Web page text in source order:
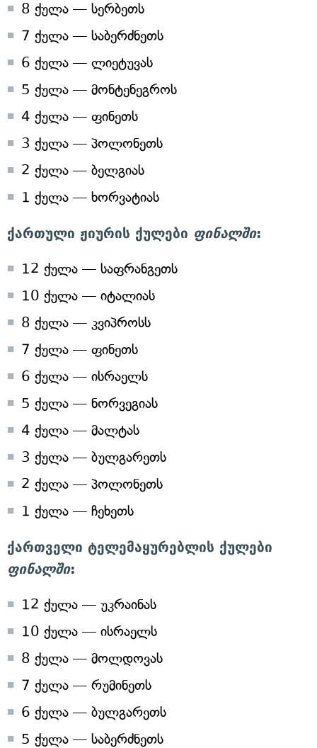
8 ქულა — სერბეთს
7 ქულა — საბერძნეთს
6 ქულა — ლიეტუვას
5 ქულა — მონტენეგროს
4 ქულა — ფინეთს
3 ქულა — პოლონეთს
2 ქულა — ბელგიას
1 ქულა — ხორვატიას
ქართული ჟიურის ქულები ფინალში:
12 ქულა — საფრანგეთს
10 ქულა — იტალიას
8 ქულა — კვიპროსს
7 ქულა — ფინეთს
6 ქულა — ისრაელს
5 ქულა — ნორვეგიას
4 ქულა — მალტას
3 ქულა — ბულგარეთს
2 ქულა — პოლონეთს
1 ქულა — ჩეხეთს
ქართველი ტელემაყურებლის ქულები
ფინალში:
12 ქულა — უკრაინას
10 ქულა — ისრაელს
8 ქულა — მოლდოვას
7 ქულა — რუმინეთს
6 ქულა — ბულგარეთს
5 ქულა — საბერძნეთს